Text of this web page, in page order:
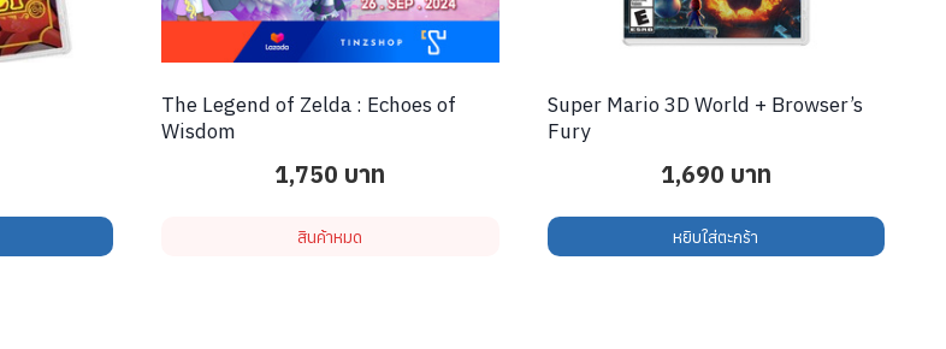
The Legend of Zelda : Echoes of
Wisdom
1,750 บาท
สินค้าหมด
Super Mario 3D World + Browser’s
Fury
1,690 บาท
หยิบใส่ตะกร้า